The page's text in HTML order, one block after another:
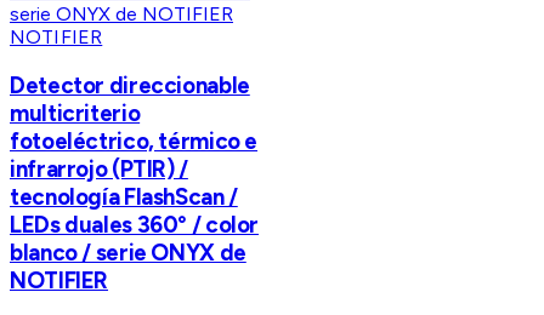
NOTIFIER
Detector direccionable
multicriterio
fotoeléctrico, térmico e
infrarrojo (PTIR) /
tecnología FlashScan /
LEDs duales 360° / color
blanco / serie ONYX de
NOTIFIER